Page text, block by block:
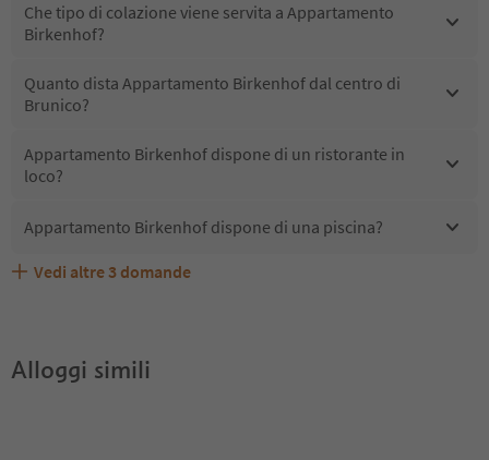
Che tipo di colazione viene servita a Appartamento
Birkenhof?
Quanto dista Appartamento Birkenhof dal centro di
Brunico?
Appartamento Birkenhof dispone di un ristorante in
loco?
Appartamento Birkenhof dispone di una piscina?
Appartamento Birkenhof accetta animali domestici?
Quali servizi/attività sono disponibili presso
Gli ospiti di Appartamento Birkenhof ricevono l'Alto
Vedi altre 3 domande
Alloggi simili